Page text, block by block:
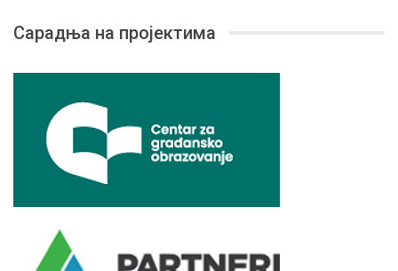
Сарадња на пројектима